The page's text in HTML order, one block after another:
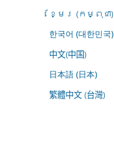
ខ្មែរ (កម្ពុជា)
한국어 (대한민국)
中文(中国)
日本語 (日本)
繁體中文 (台灣)